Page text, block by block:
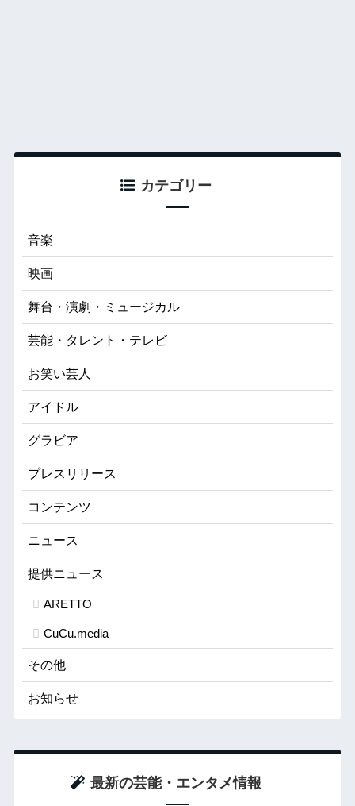
カテゴリー
音楽
映画
舞台・演劇・ミュージカル
芸能・タレント・テレビ
お笑い芸人
アイドル
グラビア
プレスリリース
コンテンツ
ニュース
提供ニュース
ARETTO
CuCu.media
その他
お知らせ
最新の芸能・エンタメ情報